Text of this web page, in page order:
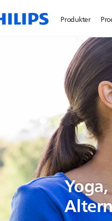
Produkter